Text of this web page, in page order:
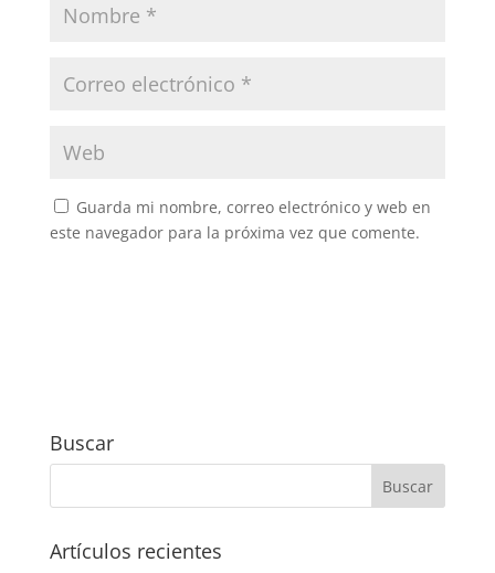
Guarda mi nombre, correo electrónico y web en
este navegador para la próxima vez que comente.
Buscar
Artículos recientes